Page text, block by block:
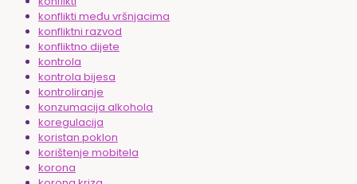
konflikti među vršnjacima
konfliktni razvod
konfliktno dijete
kontrola
kontrola bijesa
kontroliranje
konzumacija alkohola
koregulacija
koristan poklon
korištenje mobitela
korona